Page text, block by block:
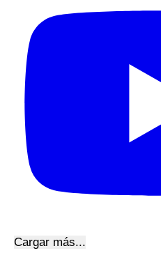
Cargar más...